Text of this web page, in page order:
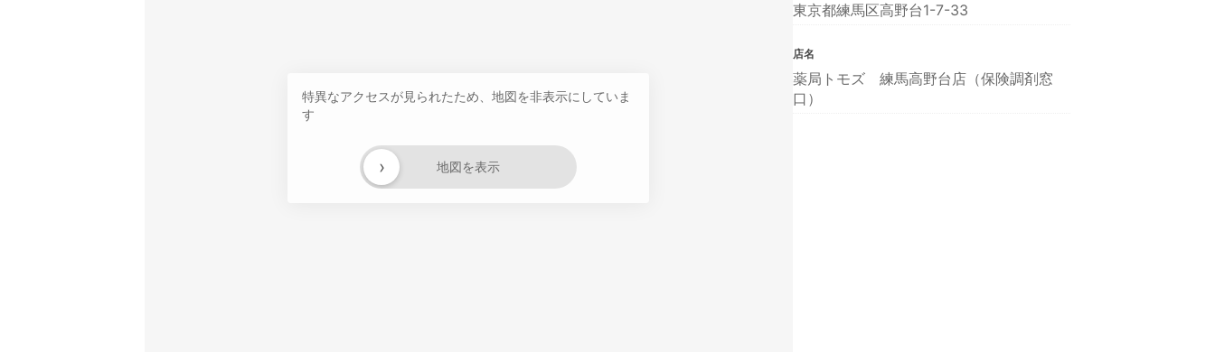
特異なアクセスが見られたため、地図を非表示にしていま
す
地図を表示
›
東京都練馬区高野台1-7-33
店名
薬局トモズ 練馬高野台店（保険調剤窓
口）